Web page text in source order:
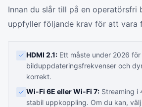
Innan du slår till på en operatörsfri
uppfyller följande krav för att vara
HDMI 2.1: Ett måste under 2026
bilduppdateringsfrekvenser och
korrekt.
Wi-Fi 6E eller Wi-Fi 7: Streaming i
stabil uppkoppling. Om du kan,